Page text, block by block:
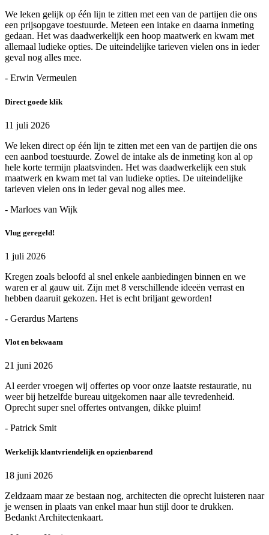
We leken gelijk op één lijn te zitten met een van de partijen die ons
een prijsopgave toestuurde. Meteen een intake en daarna inmeting
gedaan. Het was daadwerkelijk een hoop maatwerk en kwam met
allemaal ludieke opties. De uiteindelijke tarieven vielen ons in ieder
geval nog alles mee.
- Erwin Vermeulen
Direct goede klik
11 juli 2026
We leken direct op één lijn te zitten met een van de partijen die ons
een aanbod toestuurde. Zowel de intake als de inmeting kon al op
hele korte termijn plaatsvinden. Het was daadwerkelijk een stuk
maatwerk en kwam met tal van ludieke opties. De uiteindelijke
tarieven vielen ons in ieder geval nog alles mee.
- Marloes van Wijk
Vlug geregeld!
1 juli 2026
Kregen zoals beloofd al snel enkele aanbiedingen binnen en we
waren er al gauw uit. Zijn met 8 verschillende ideeën verrast en
hebben daaruit gekozen. Het is echt briljant geworden!
- Gerardus Martens
Vlot en bekwaam
21 juni 2026
Al eerder vroegen wij offertes op voor onze laatste restauratie, nu
weer bij hetzelfde bureau uitgekomen naar alle tevredenheid.
Oprecht super snel offertes ontvangen, dikke pluim!
- Patrick Smit
Werkelijk klantvriendelijk en opzienbarend
18 juni 2026
Zeldzaam maar ze bestaan nog, architecten die oprecht luisteren naar
je wensen in plaats van enkel maar hun stijl door te drukken.
Bedankt Architectenkaart.